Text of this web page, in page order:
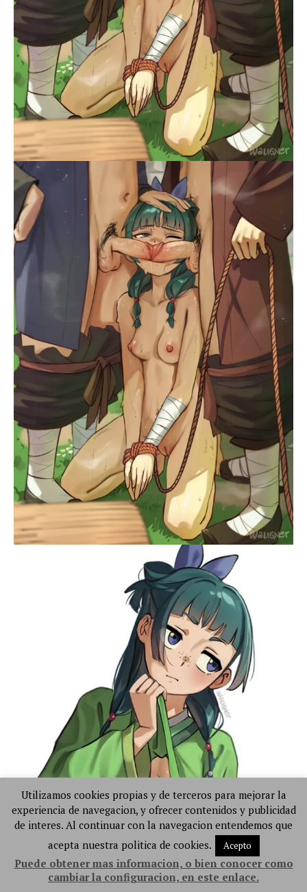
Utilizamos cookies propias y de terceros para mejorar la
experiencia de navegacion, y ofrecer contenidos y publicidad
de interes. Al continuar con la navegacion entendemos que
acepta nuestra politica de cookies.
Acepto
Puede obtener mas informacion, o bien conocer como
cambiar la configuracion, en este enlace.